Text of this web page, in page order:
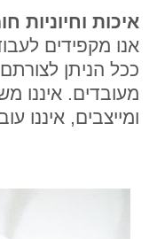
איכות וחיוניות
אנו מקפידים
ככל הניתן
מעובדים. איננו
ומייצבים, איננו